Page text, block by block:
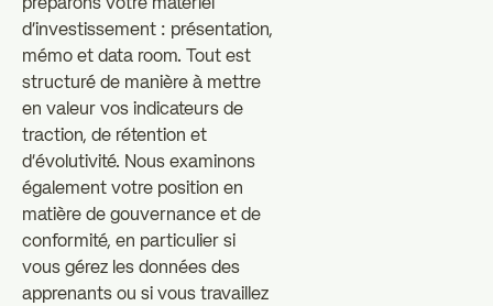
préparons votre matériel
d'investissement : présentation,
mémo et data room. Tout est
structuré de manière à mettre
en valeur vos indicateurs de
traction, de rétention et
d'évolutivité. Nous examinons
également votre position en
matière de gouvernance et de
conformité, en particulier si
vous gérez les données des
apprenants ou si vous travaillez